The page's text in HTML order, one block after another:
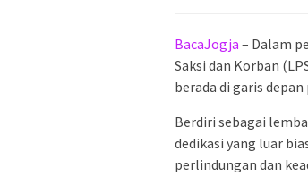
BacaJogja – Dalam
Saksi dan Korban
berada di garis
Berdiri sebagai
dedikasi yang luar
perlindungan dan